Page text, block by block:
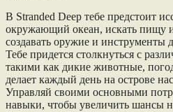
В Stranded Deep тебе предстоит
окружающий океан, искать пищу
создавать оружие и инструменты
Тебе придется столкнуться с
такими как дикие животные,
делает каждый день на острове
Управляй своими основными
навыки, чтобы увеличить шансы